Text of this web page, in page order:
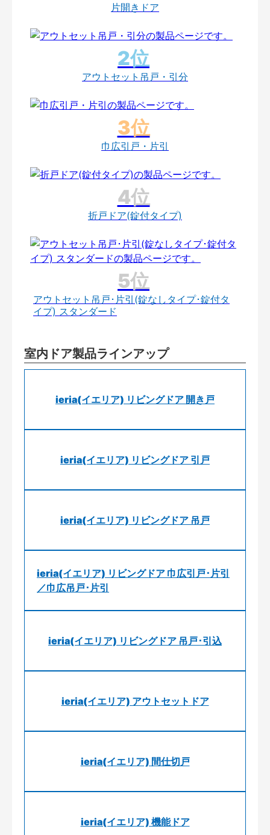
片開きドア
アウトセット吊戸・引分
巾広引戸・片引
折戸ドア(錠付タイプ)
アウトセット吊戸･片引(錠なしタイプ･錠付タ
イプ) スタンダード
室内ドア製品ラインアップ
ieria(イエリア) リビングドア 開き戸
ieria(イエリア) リビングドア 引戸
ieria(イエリア) リビングドア 吊戸
ieria(イエリア) リビングドア 巾広引戸･片引
／巾広吊戸･片引
ieria(イエリア) リビングドア 吊戸･引込
ieria(イエリア) アウトセットドア
ieria(イエリア) 間仕切戸
ieria(イエリア) 機能ドア